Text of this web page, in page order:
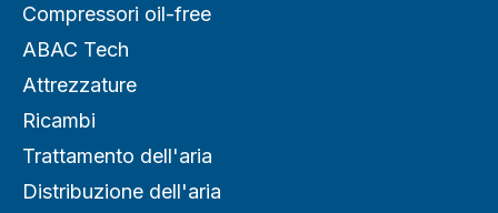
Compressori oil-free
ABAC Tech
Attrezzature
Ricambi
Trattamento dell'aria
Distribuzione dell'aria